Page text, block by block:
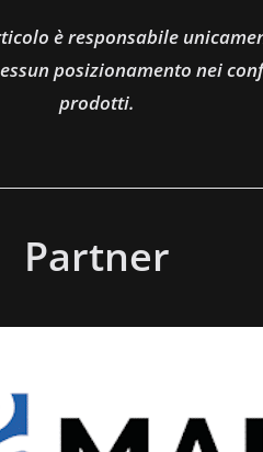
è responsabile
posizionamento nei
prodotti.
Partner